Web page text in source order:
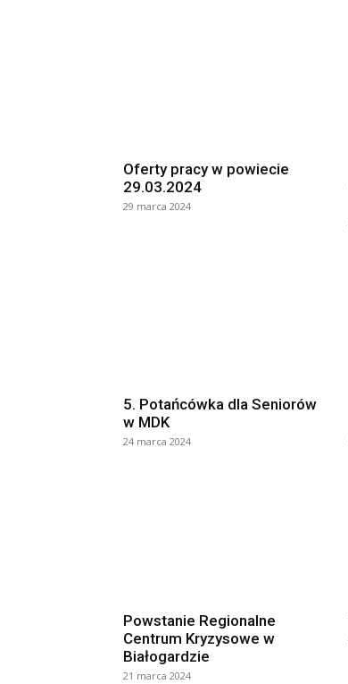
Oferty pracy w powiecie
29.03.2024
29 marca 2024
5. Potańcówka dla Seniorów
w MDK
24 marca 2024
Powstanie Regionalne
Centrum Kryzysowe w
Białogardzie
21 marca 2024